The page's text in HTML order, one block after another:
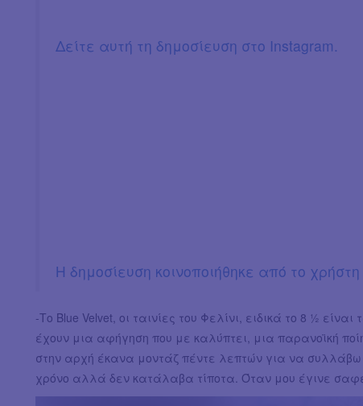
Δείτε αυτή τη δημοσίευση στο Instagram.
Η δημοσίευση κοινοποιήθηκε από το
-Το Blue Velvet, οι ταινίες του Φελίνι, ειδικά το 8 ½
έχουν μια αφήγηση που με καλύπτει, μια παρανοϊκή
στην αρχή έκανα μοντάζ πέντε λεπτών για να συλλάβω
χρόνο αλλά δεν κατάλαβα τίποτα. Όταν μου έγινε